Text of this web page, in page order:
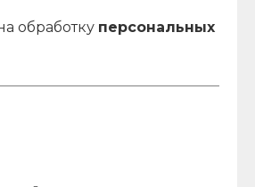
обработку персональных